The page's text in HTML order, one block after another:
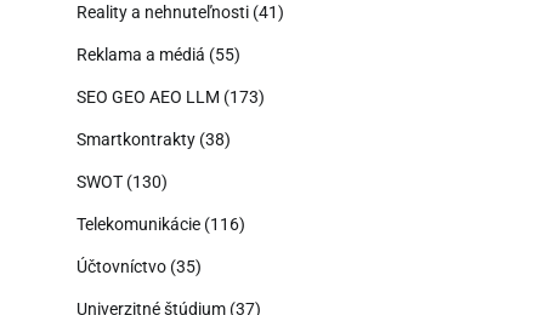
Reality a nehnuteľnosti (41)
Reklama a médiá (55)
SEO GEO AEO LLM (173)
Smartkontrakty (38)
SWOT (130)
Telekomunikácie (116)
Účtovníctvo (35)
Univerzitné štúdium (37)